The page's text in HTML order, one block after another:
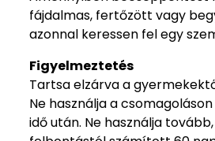
fájdalmas, fertőzött vagy
azonnal keressen fel egy
Figyelmeztetés
Tartsa elzárva a
Ne használja a
idő után. Ne használja